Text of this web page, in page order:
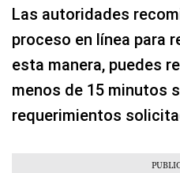
Las autoridades
proceso en línea para
esta manera, puedes
menos de 15 minutos
requerimientos